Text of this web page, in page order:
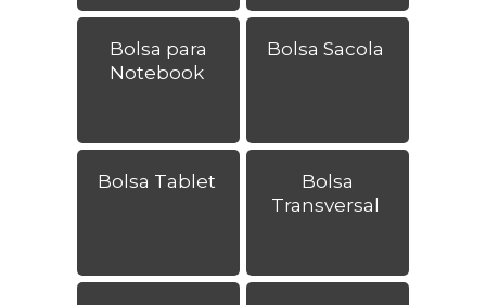
Bolsa para
Notebook
Bolsa Sacola
Bolsa Tablet
Bolsa
Transversal